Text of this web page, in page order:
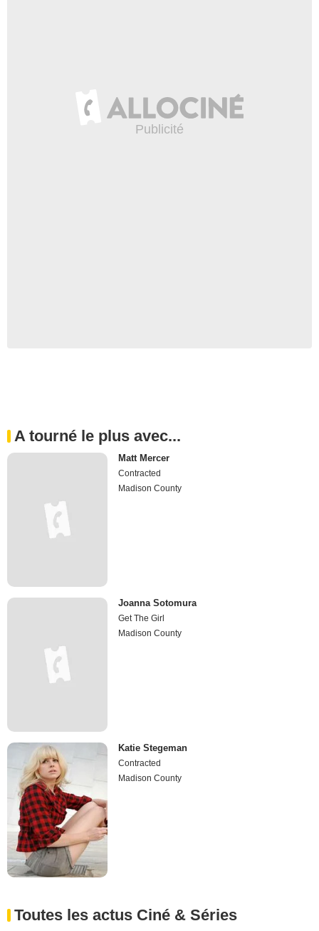
A tourné le plus avec...
Matt Mercer
Contracted
Madison County
Joanna Sotomura
Get The Girl
Madison County
Katie Stegeman
Contracted
Madison County
Toutes les actus Ciné & Séries